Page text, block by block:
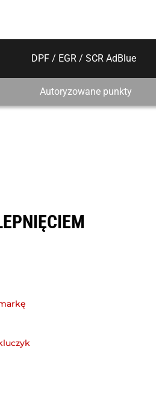
DPF / EGR / SCR AdBlue
Autoryzowane punkty